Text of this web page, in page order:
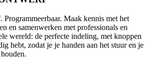
Maak kennis met het
en samenwerken met professionals en
wereld: de perfecte indeling, met knoppen
hebt, zodat je je handen aan het stuur en je